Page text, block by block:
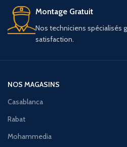
Montage Gratuit
Nos techniciens spécialisés
satisfaction.
NOS MAGASINS
Casablanca
Rabat
Mohammedia